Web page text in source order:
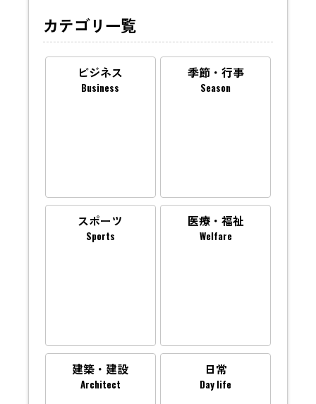
カテゴリ一覧
ビジネス
Business
季節・行事
Season
スポーツ
Sports
医療・福祉
Welfare
建築・建設
Architect
日常
Day life